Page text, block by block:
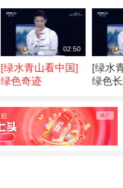
02:50
[绿水青山看中国]
绿色奇迹
[绿水
绿色